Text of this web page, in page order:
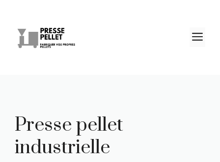
contenu
Presse pellet
industrielle